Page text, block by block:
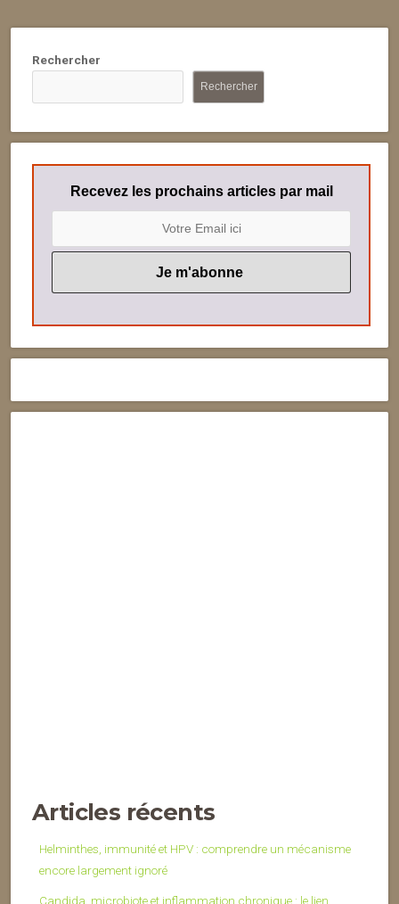
Rechercher
Rechercher
Recevez les prochains articles par mail
Articles récents
Helminthes, immunité et HPV : comprendre un mécanisme
encore largement ignoré
Candida, microbiote et inflammation chronique : le lien